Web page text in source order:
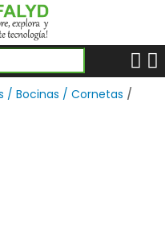
/ Bocinas / Cornetas /